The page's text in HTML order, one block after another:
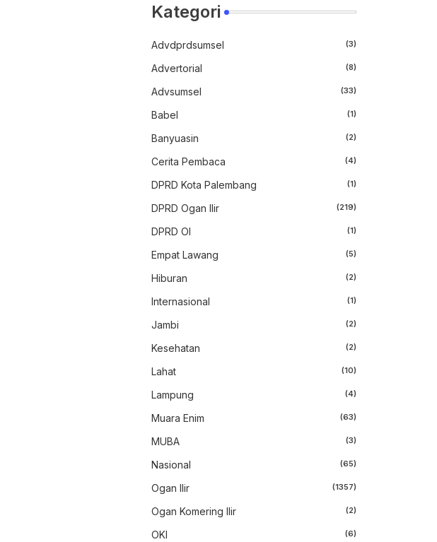
Kategori
Advdprdsumsel (3)
Advertorial (8)
Advsumsel (33)
Babel (1)
Banyuasin (2)
Cerita Pembaca (4)
DPRD Kota Palembang (1)
DPRD Ogan Ilir (219)
DPRD OI (1)
Empat Lawang (5)
Hiburan (2)
Internasional (1)
Jambi (2)
Kesehatan (2)
Lahat (10)
Lampung (4)
Muara Enim (63)
MUBA (3)
Nasional (65)
Ogan Ilir (1357)
Ogan Komering Ilir (2)
OKI (6)